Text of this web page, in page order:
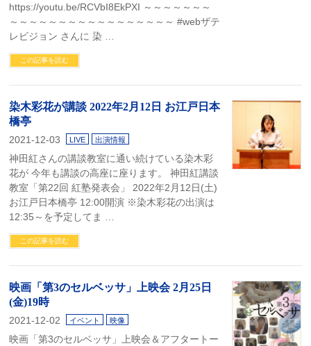
https://youtu.be/RCVbI8EkPXI ～～～～～～～
～～～～～～～～～～～～～～～～～ #webザテ
レビジョン さんに 染 …
この記事を読む
染木彩花が講談 2022年2月12日 お江戸日本
橋亭
2021-12-03 LIVE 出演情報
神田紅さんの講談教室に通い続けている染木彩
花が 今年も講談の高座に座ります。 神田紅講談
教室「第22回 紅塾発表会」 2022年2月12日(土)
お江戸日本橋亭 12:00開演 ※染木彩花の出演は
12:35～を予定してま …
この記事を読む
映画「第3のセルベッサ」上映会 2月25日
(金)19時
2021-12-02 イベント 映像
映画「第3のセルベッサ」上映会＆アフタートー